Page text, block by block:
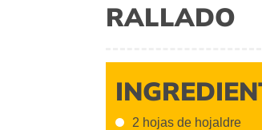
RALLADO
2 hojas de hojaldre